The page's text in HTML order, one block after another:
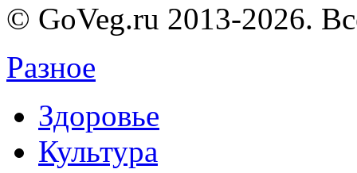
© GoVeg.ru 2013-2026.
Разное
Здоровье
Культура